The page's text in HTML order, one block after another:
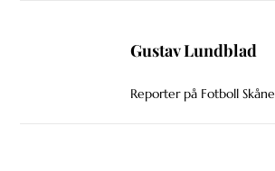
Gustav Lundblad
Reporter på Fotboll Skåne